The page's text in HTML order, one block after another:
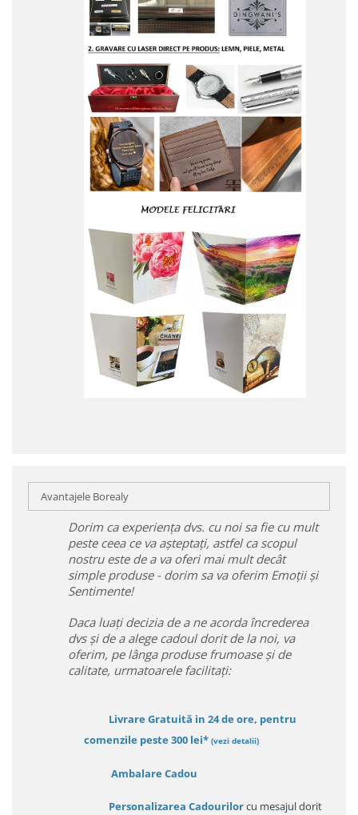
Avantajele Borealy
Dorim ca experiența dvs. cu noi sa fie cu mult
peste ceea ce va așteptați, astfel ca scopul
nostru este de a va oferi mai mult decât
simple produse - dorim sa va oferim Emoții și
Sentimente!
Daca luați decizia de a ne acorda încrederea
dvs și de a alege cadoul dorit de la noi, va
oferim, pe lânga produse frumoase și de
calitate, urmatoarele facilitați:
Livrare Gratuită in 24 de ore, pentru
comenzile peste 300 lei* (vezi detalii)
Ambalare Cadou
Personalizarea Cadourilorcu mesajul dorit